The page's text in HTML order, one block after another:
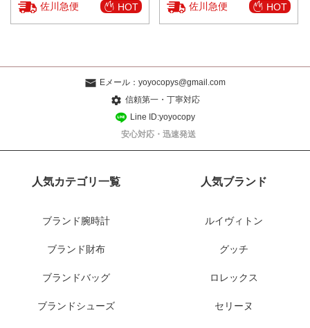
佐川急便 HOT 佐川急便 HOT
Eメール： yoyocopys@gmail.com
信頼第一・丁寧対応
Line ID:yoyocopy
安心対応・迅速発送
人気カテゴリ一覧
ブランド腕時計
ブランド財布
ブランドバッグ
ブランドシューズ
人気ブランド
ルイヴィトン
グッチ
ロレックス
セリーヌ